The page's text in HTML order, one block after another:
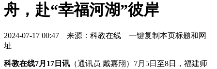
舟，赴“幸福河湖”彼岸
2024-07-17 00:47 来源：科教在线 一键复制本页标题和网
址
科教在线7月17日讯 （通讯员 戴嘉翔）7月5日至8日，福建师